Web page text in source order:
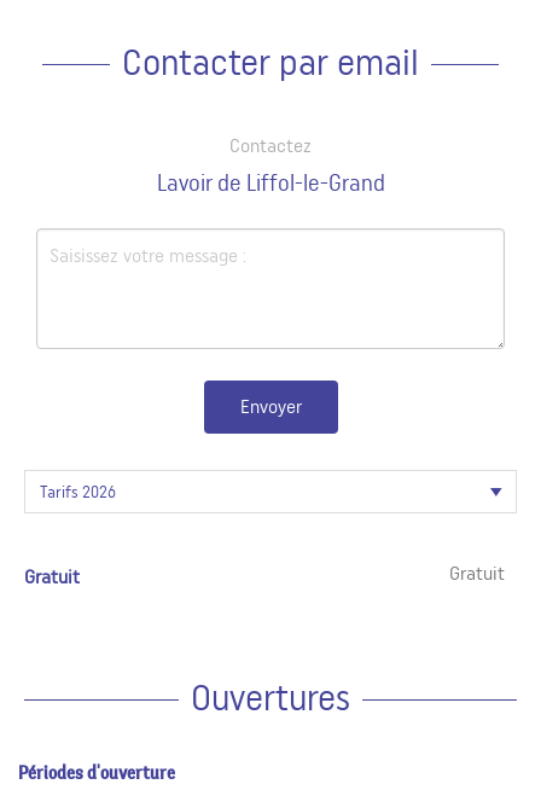
Contacter par email
Contactez
Lavoir de Liffol-le-Grand
Envoyer
Gratuit Gratuit
Ouvertures
Périodes d'ouverture